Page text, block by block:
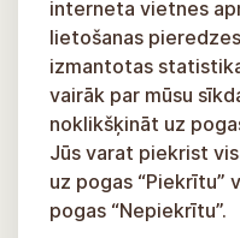
interneta vietnes
lietošanas
izmantotas
vairāk par mūsu
noklikšķināt uz
Jūs varat piekrist
uz pogas “Piekrītu”
pogas “Nepiekrītu”.